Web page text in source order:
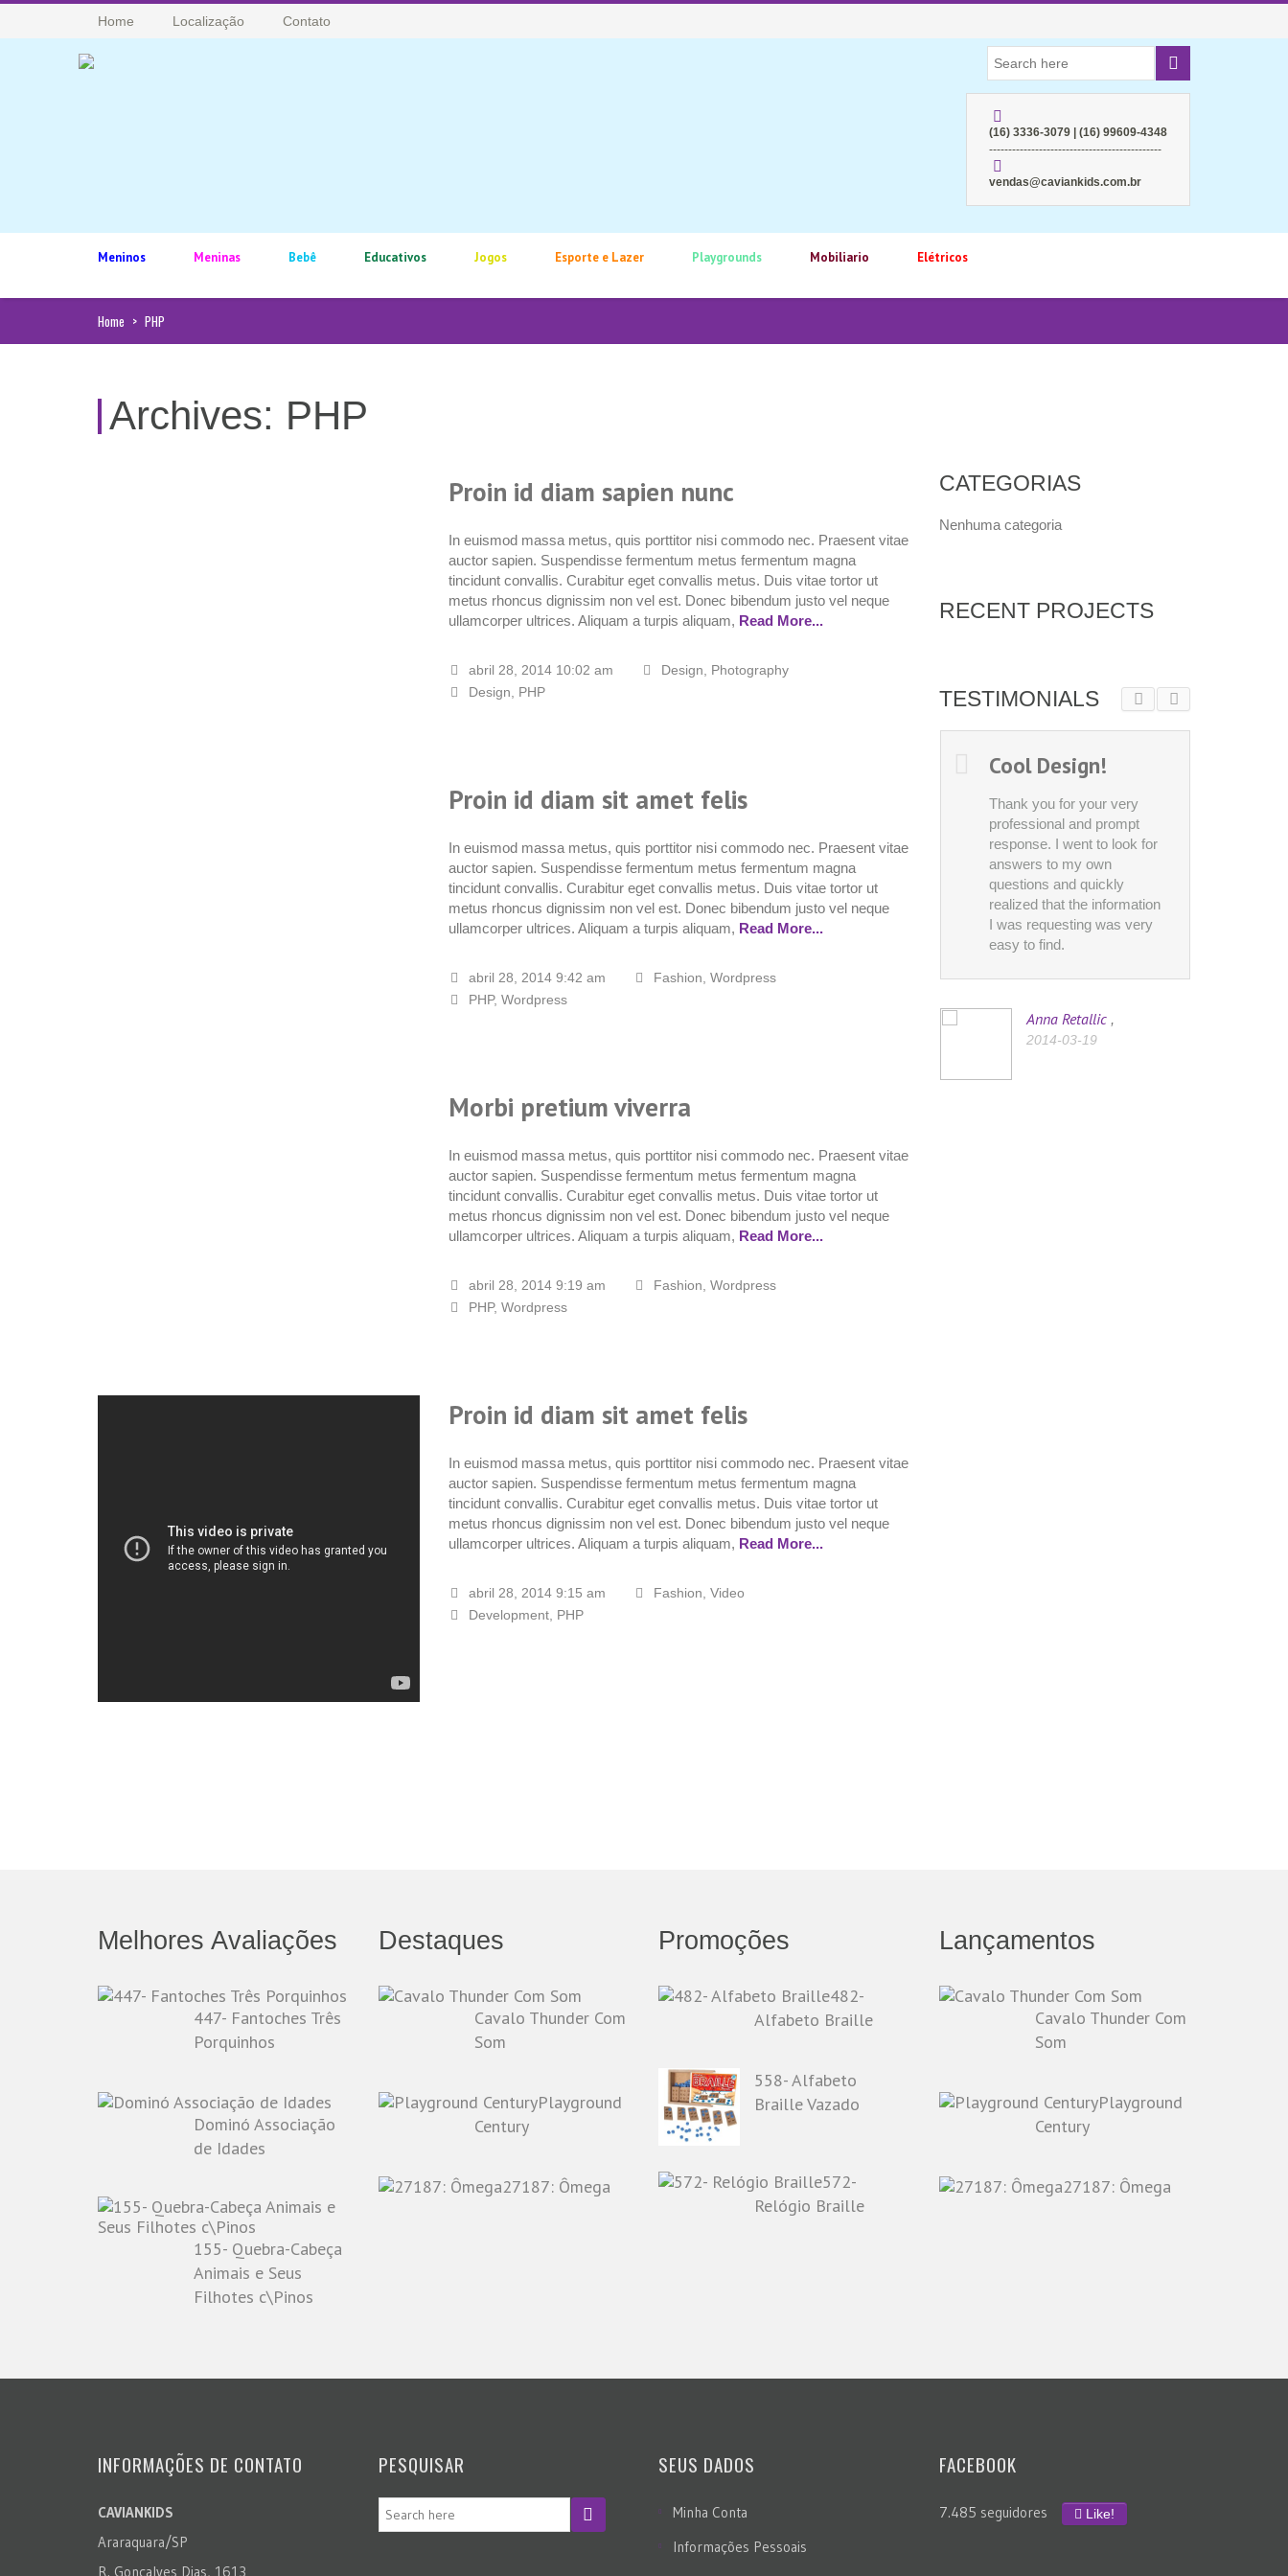
Home Localização Contato
(16) 3336-3079 | (16) 99609-4348
---------------------------------------------
vendas@caviankids.com.br
Meninos Meninas Bebê Educativos Jogos Esporte e Lazer Playgrounds Mobiliario Elétricos
Home > PHP
Archives: PHP
Proin id diam sapien nunc
In euismod massa metus, quis porttitor nisi commodo nec. Praesent vitae
auctor sapien. Suspendisse fermentum metus fermentum magna
tincidunt convallis. Curabitur eget convallis metus. Duis vitae tortor ut
metus rhoncus dignissim non vel est. Donec bibendum justo vel neque
ullamcorper ultrices. Aliquam a turpis aliquam, Read More...
abril 28, 2014 10:02 am Design
Photography
Design
PHP
Proin id diam sit amet felis
In euismod massa metus, quis porttitor nisi commodo nec. Praesent vitae
auctor sapien. Suspendisse fermentum metus fermentum magna
tincidunt convallis. Curabitur eget convallis metus. Duis vitae tortor ut
metus rhoncus dignissim non vel est. Donec bibendum justo vel neque
ullamcorper ultrices. Aliquam a turpis aliquam, Read More...
abril 28, 2014 9:42 am Fashion Wordpress
PHP, Wordpress
Morbi pretium viverra
In euismod massa metus, quis porttitor nisi commodo nec. Praesent vitae
auctor sapien. Suspendisse fermentum metus fermentum magna
tincidunt convallis. Curabitur eget convallis metus. Duis vitae tortor ut
metus rhoncus dignissim non vel est. Donec bibendum justo vel neque
ullamcorper ultrices. Aliquam a turpis aliquam, Read More...
abril 28, 2014 9:19 am Fashion Wordpress
PHP, Wordpress
Proin id diam sit amet felis
In euismod massa metus, quis porttitor nisi commodo nec. Praesent vitae
auctor sapien. Suspendisse fermentum metus fermentum magna
tincidunt convallis. Curabitur eget convallis metus. Duis vitae tortor ut
metus rhoncus dignissim non vel est. Donec bibendum justo vel neque
ullamcorper ultrices. Aliquam a turpis aliquam, Read More...
abril 28, 2014 9:15 am Fashion Video
Development, PHP
CATEGORIAS
Nenhuma categoria
RECENT PROJECTS
TESTIMONIALS
Cool Design!
Thank you for your very
professional and prompt
response. I went to look for
answers to my own
questions and quickly
realized that the information
I was requesting was very
easy to find.
Anna Retallic ,
2014-03-19
Melhores Avaliações
447- Fantoches Três
Porquinhos
Dominó Associação
de Idades
155- Quebra-Cabeça
Animais e Seus
Filhotes c\Pinos
Destaques
Cavalo Thunder Com
Som
Playground
Century
27187: Ômega
Promoções
482-
Alfabeto Braille
558- Alfabeto
Braille Vazado
572-
Relógio Braille
Lançamentos
Cavalo Thunder Com
Som
Playground
Century
27187: Ômega
INFORMAÇÕES DE CONTATO
CAVIANKIDS
Araraquara/SP
R. Gonçalves Dias, 1613
PESQUISAR SEUS DADOS
Minha Conta
Informações Pessoais
FACEBOOK
7.485 seguidores Like!